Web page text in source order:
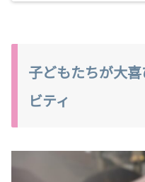
子どもたちが大
ビティ